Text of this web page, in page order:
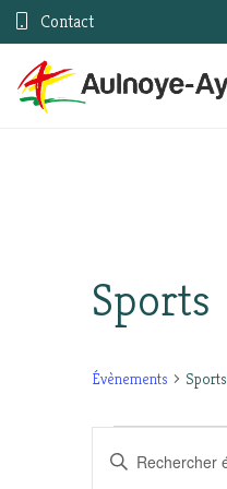
Contact
Sports
Évènements Sports
Évènements
Recherche
Saisir